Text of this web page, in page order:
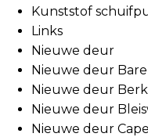
Kunststof
Links
Nieuwe deur
Nieuwe deur
Nieuwe deur
Nieuwe deur
Nieuwe deur